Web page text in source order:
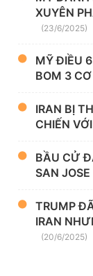
XUYÊN
(23/6/2025)
MỸ ĐIỀU
BOM 3
IRAN BỊ
CHIẾN
BẦU CỬ
SAN
TRUMP
IRAN
(20/6/2025)